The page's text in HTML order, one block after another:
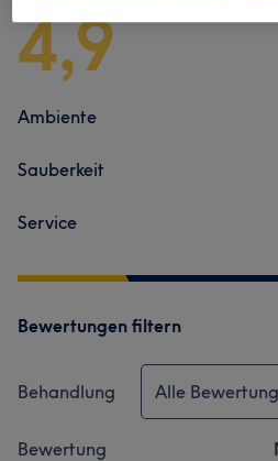
4,9
Ambiente
Sauberkeit
Service
Bewertungen filtern
Behandlung Alle
Bewertung